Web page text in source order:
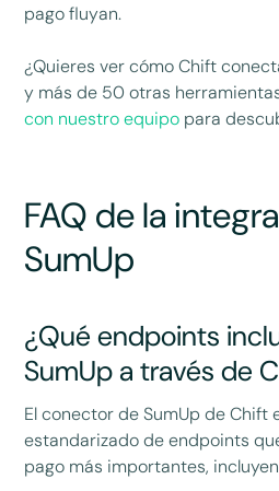
pago fluyan.
¿Quieres ver cómo Chift
y más de 50 otras
con nuestro equipo para
FAQ de la
SumUp
¿Qué endpoints
SumUp a través de
El conector de SumUp de Chift
estandarizado de endpoints
pago más importantes,